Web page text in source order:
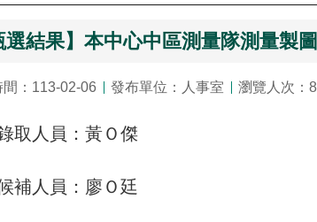
選結果】本中心中區測量隊測量製
間：113-02-06 發布單位：人事室 瀏覽人次：
取人員：黃Ｏ傑
人員：廖Ｏ廷